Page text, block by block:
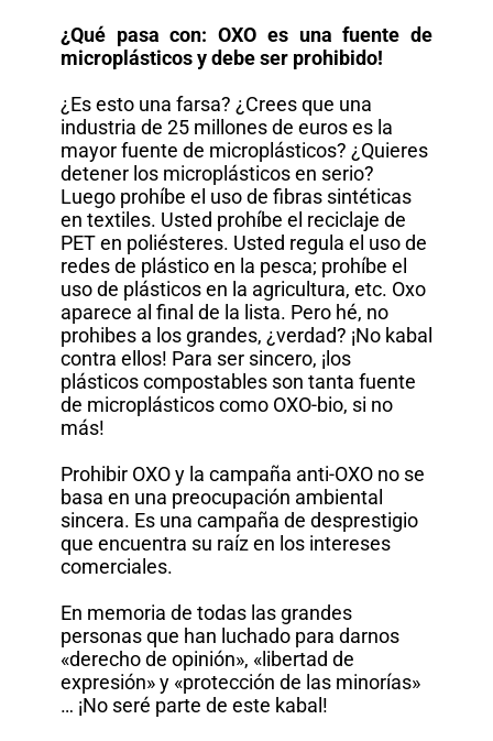
¿Qué pasa con: OXO es una fuente de
microplásticos y debe ser prohibido!
¿Es esto una farsa? ¿Crees que una
industria de 25 millones de euros es la
mayor fuente de microplásticos? ¿Quieres
detener los microplásticos en serio?
Luego prohíbe el uso de fibras sintéticas
en textiles. Usted prohíbe el reciclaje de
PET en poliésteres. Usted regula el uso de
redes de plástico en la pesca; prohíbe el
uso de plásticos en la agricultura, etc. Oxo
aparece al final de la lista. Pero hé, no
prohibes a los grandes, ¿verdad? ¡No kabal
contra ellos! Para ser sincero, ¡los
plásticos compostables son tanta fuente
de microplásticos como OXO-bio, si no
más!
Prohibir OXO y la campaña anti-OXO no se
basa en una preocupación ambiental
sincera. Es una campaña de desprestigio
que encuentra su raíz en los intereses
comerciales.
En memoria de todas las grandes
personas que han luchado para darnos
«derecho de opinión», «libertad de
expresión» y «protección de las minorías»
… ¡No seré parte de este kabal!